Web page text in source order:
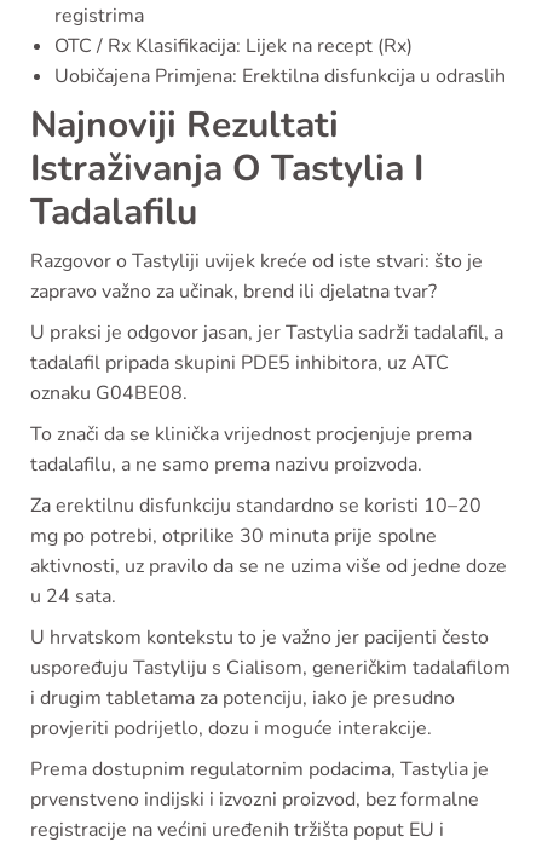
registrima
OTC / Rx Klasifikacija: Lijek na recept (Rx)
Uobičajena Primjena: Erektilna disfunkcija u odraslih
Najnoviji Rezultati
Istraživanja O Tastylia I
Tadalafilu
Razgovor o Tastyliji uvijek kreće od iste stvari: što je
zapravo važno za učinak, brend ili djelatna tvar?
U praksi je odgovor jasan, jer Tastylia sadrži tadalafil, a
tadalafil pripada skupini PDE5 inhibitora, uz ATC
oznaku G04BE08.
To znači da se klinička vrijednost procjenjuje prema
tadalafilu, a ne samo prema nazivu proizvoda.
Za erektilnu disfunkciju standardno se koristi 10–20
mg po potrebi, otprilike 30 minuta prije spolne
aktivnosti, uz pravilo da se ne uzima više od jedne doze
u 24 sata.
U hrvatskom kontekstu to je važno jer pacijenti često
uspoređuju Tastyliju s Cialisom, generičkim tadalafilom
i drugim tabletama za potenciju, iako je presudno
provjeriti podrijetlo, dozu i moguće interakcije.
Prema dostupnim regulatornim podacima, Tastylia je
prvenstveno indijski i izvozni proizvod, bez formalne
registracije na većini uređenih tržišta poput EU i